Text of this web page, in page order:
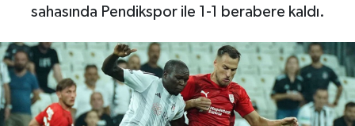
sahasında Pendikspor ile 1-1 berabere kaldı.
Otovitrin
Asayiş
Magazin
Haber Arşivi